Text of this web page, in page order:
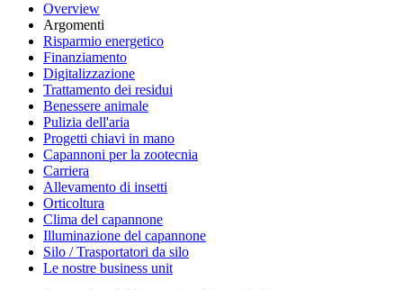
Overview
Argomenti
Risparmio energetico
Finanziamento
Digitalizzazione
Trattamento dei residui
Benessere animale
Pulizia dell'aria
Progetti chiavi in mano
Capannoni per la zootecnia
Carriera
Allevamento di insetti
Orticoltura
Clima del capannone
Illuminazione del capannone
Silo / Trasportatori da silo
Le nostre business unit